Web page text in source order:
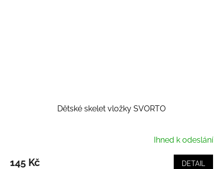
Dětské skelet vložky SVORTO
Ihned k odeslání
145 Kč DETAIL